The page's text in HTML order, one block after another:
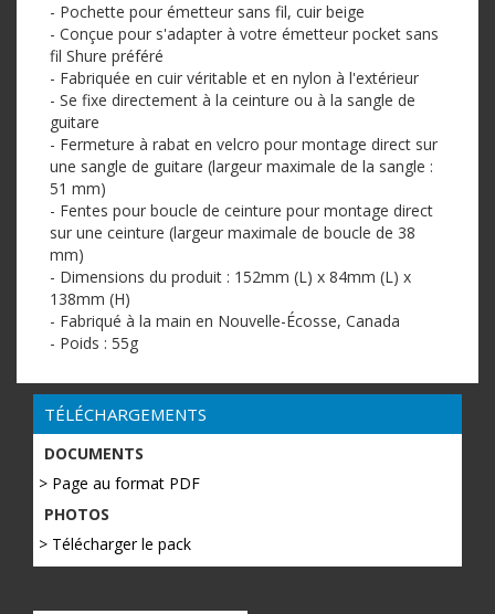
- Pochette pour émetteur sans fil, cuir beige
- Conçue pour s'adapter à votre émetteur pocket sans
fil Shure préféré
- Fabriquée en cuir véritable et en nylon à l'extérieur
- Se fixe directement à la ceinture ou à la sangle de
guitare
- Fermeture à rabat en velcro pour montage direct sur
une sangle de guitare (largeur maximale de la sangle :
51 mm)
- Fentes pour boucle de ceinture pour montage direct
sur une ceinture (largeur maximale de boucle de 38
mm)
- Dimensions du produit : 152mm (L) x 84mm (L) x
138mm (H)
- Fabriqué à la main en Nouvelle-Écosse, Canada
- Poids : 55g
TÉLÉCHARGEMENTS
DOCUMENTS
> Page au format PDF
PHOTOS
> Télécharger le pack